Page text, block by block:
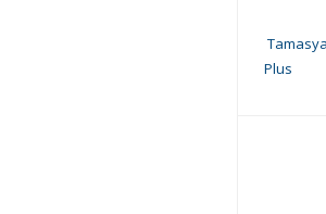
Tamasya
Plus